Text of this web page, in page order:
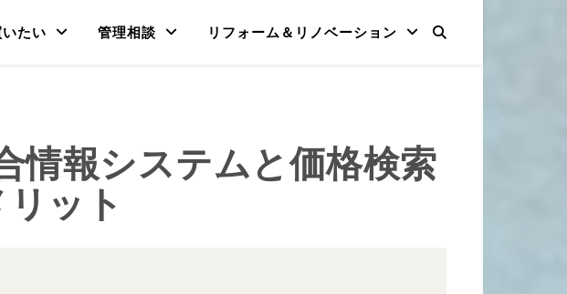
いたい 管理相談 リフォーム＆リノベーション
情報システムと価格検索
ット